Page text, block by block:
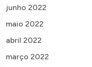
junho 2022
maio 2022
abril 2022
março 2022